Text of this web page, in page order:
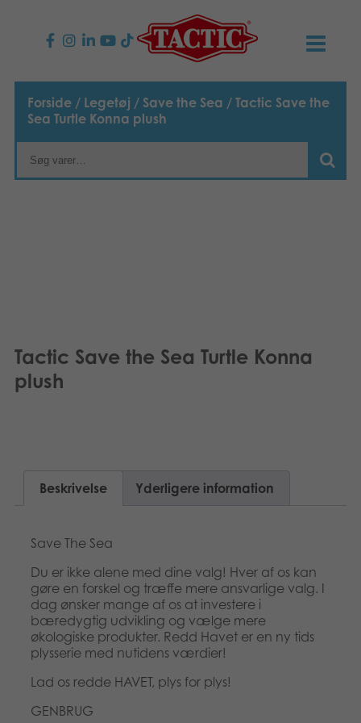
PRODUKTER
Børnespil
Bøger
TACTIC
Norsk
Forside / Legetøj / Save the Sea / Tactic Save the
Sea Turtle Konna plush
Tactic Save the Sea Turtle Konna
plush
Beskrivelse Yderligere information
Save The Sea
Du er ikke alene med dine valg! Hver af os kan
gøre en forskel og træffe mere ansvarlige valg. I
dag ønsker mange af os at investere i
bæredygtig udvikling og vælge mere
økologiske produkter. Redd Havet er en ny tids
plysserie med nutidens værdier!
Lad os redde HAVET, plys for plys!
GENBRUG